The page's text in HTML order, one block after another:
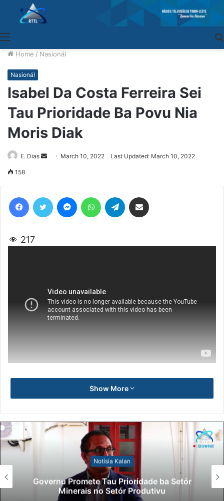
Home / Nasionál
Nasionál
Isabel Da Costa Ferreira Sei
Tau Prioridade Ba Povu Nia
Moris Diak
E. Dias
SendMarch 10, 2022 Last Updated: March 10, 2022
158
217
Show More
Notísia Kalan
Lei Siberseguransa Ajuda Autoridade
Polisiál Kaptura Autór Kriminozu ho
Paradeiru Iha Estranjeiru